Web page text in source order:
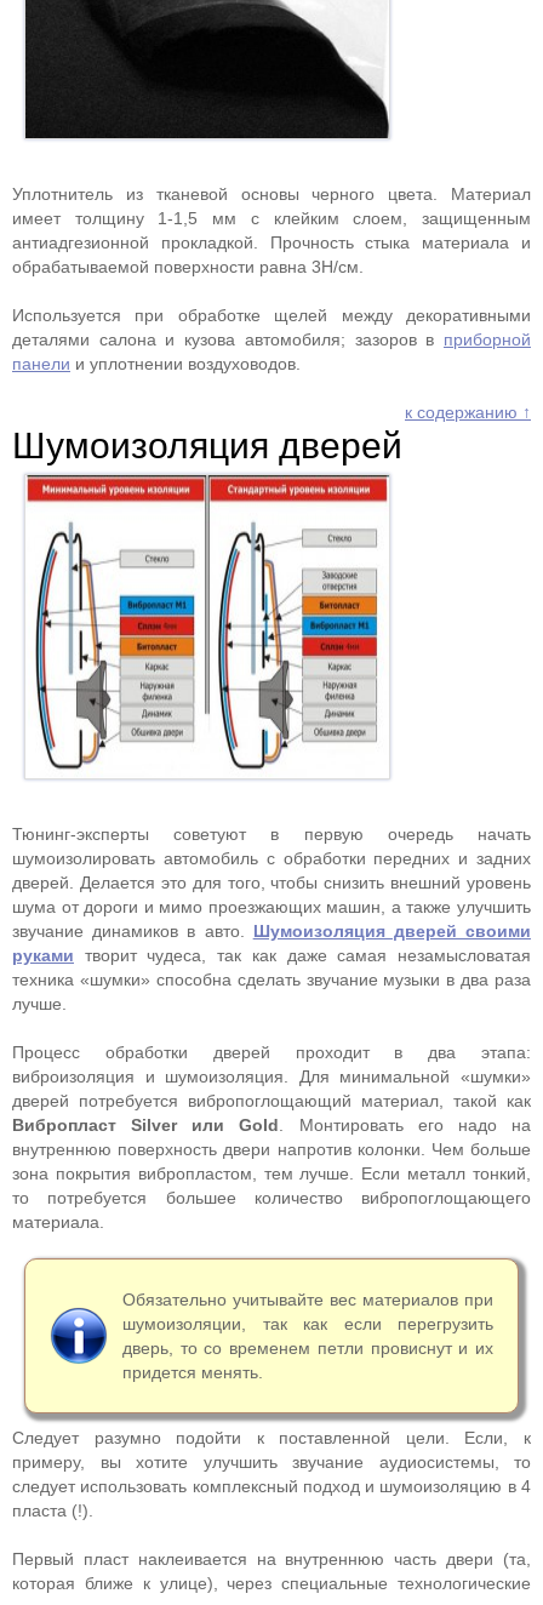
Уплотнитель из тканевой основы черного цвета. Материал
имеет толщину 1-1,5 мм с клейким слоем, защищенным
антиадгезионной прокладкой. Прочность стыка материала и
обрабатываемой поверхности равна 3Н/см.
Используется при обработке щелей между декоративными
деталями салона и кузова автомобиля; зазоров в приборной
панели и уплотнении воздуховодов.
к содержанию ↑
Шумоизоляция дверей
Тюнинг-эксперты советуют в первую очередь начать
шумоизолировать автомобиль с обработки передних и задних
дверей. Делается это для того, чтобы снизить внешний уровень
шума от дороги и мимо проезжающих машин, а также улучшить
звучание динамиков в авто. Шумоизоляция дверей своими
руками творит чудеса, так как даже самая незамысловатая
техника «шумки» способна сделать звучание музыки в два раза
лучше.
Процесс обработки дверей проходит в два этапа:
виброизоляция и шумоизоляция. Для минимальной «шумки»
дверей потребуется вибропоглощающий материал, такой как
Вибропласт Silver илиGold . Монтировать его надо на
внутреннюю поверхность двери напротив колонки. Чем больше
зона покрытия вибропластом, тем лучше. Если металл тонкий,
то потребуется большее количество вибропоглощающего
материала.
Обязательно учитывайте вес материалов при
шумоизоляции, так как если перегрузить
дверь, то со временем петли провиснут и их
придется менять.
Следует разумно подойти к поставленной цели. Если, к
примеру, вы хотите улучшить звучание аудиосистемы, то
следует использовать комплексный подход и шумоизоляцию в 4
пласта (!).
Первый пласт наклеивается на внутреннюю часть двери (та,
которая ближе к улице), через специальные технологические